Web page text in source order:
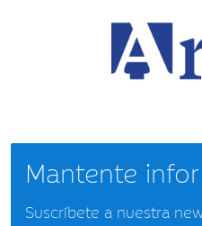
Mantente
Suscríbete a nuestra